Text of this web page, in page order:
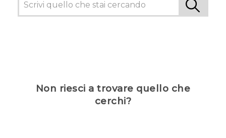
Non riesci a trovare quello che
cerchi?